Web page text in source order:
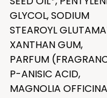
GLYCOL, SODIUM
STEAROYL
XANTHAN GUM,
PARFUM
P-ANISIC ACID,
MAGNOLIA